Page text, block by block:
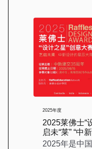
2025年度
2025莱佛士
启未“莱” “中
2025年是中